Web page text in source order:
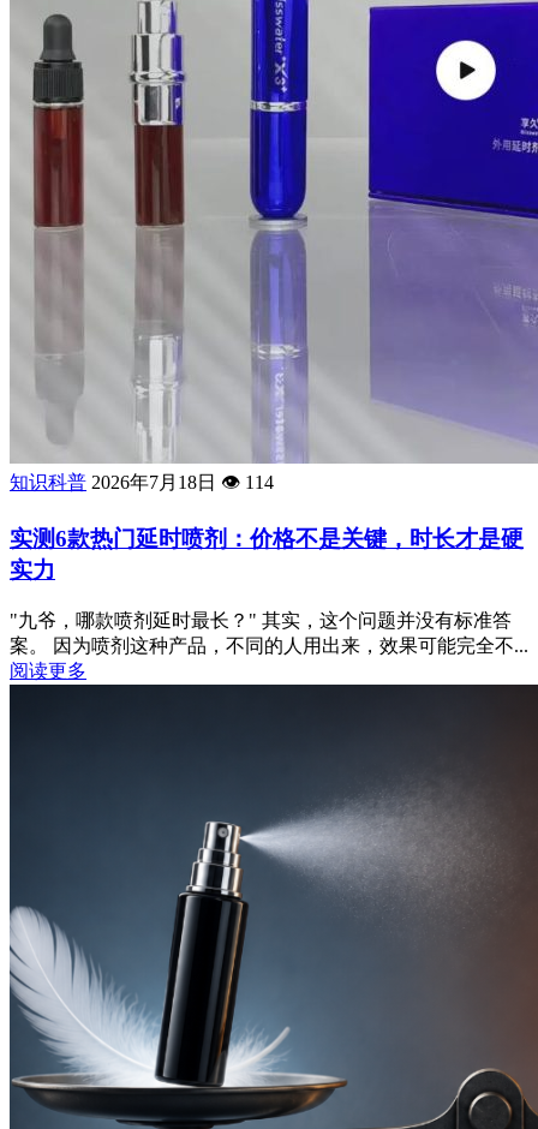
知识科普 2026年7月18日 👁️ 114
实测6款热门延时喷剂：价格不是关键，时长才是硬
实力
"九爷，哪款喷剂延时最长？" 其实，这个问题并没有标准答
案。 因为喷剂这种产品，不同的人用出来，效果可能完全不...
阅读更多